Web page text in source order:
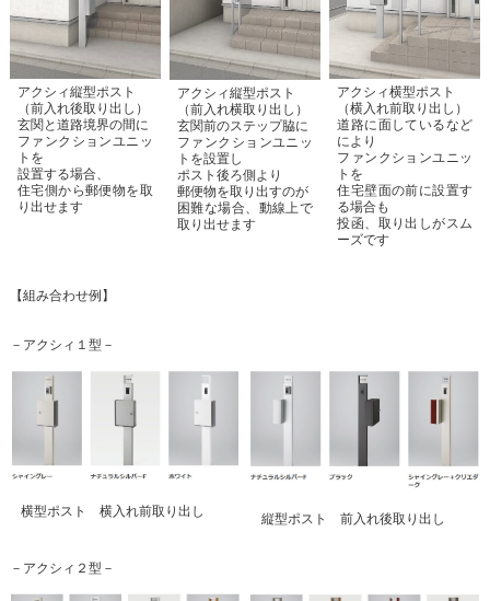
アクシィ縦型ポスト
（前入れ後取り出し）
玄関と道路境界の間に
ファンクションユニッ
トを
設置する場合、
住宅側から郵便物を取
り出せます
アクシィ縦型ポスト
（前入れ横取り出し）
玄関前のステップ脇に
ファンクションユニッ
トを設置し
ポスト後ろ側より
郵便物を取り出すのが
困難な場合、動線上で
取り出せます
アクシィ横型ポスト
（横入れ前取り出し）
道路に面しているなど
により
ファンクションユニッ
トを
住宅壁面の前に設置す
る場合も
投函、取り出しがスム
ーズです
【組み合わせ例】
－アクシィ１型－
横型ポスト 横入れ前取り出し 縦型ポスト 前入れ後取り出し
－アクシィ２型－